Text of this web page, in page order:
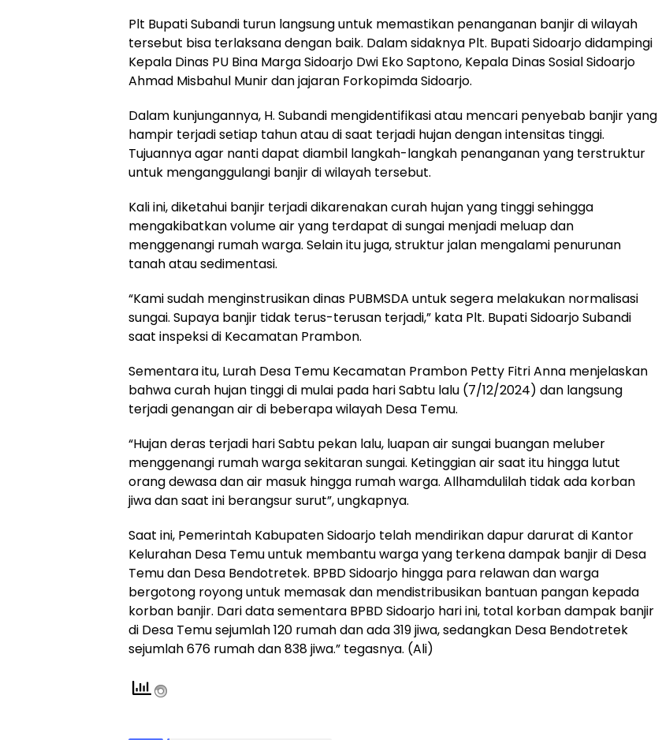
Plt Bupati Subandi turun langsung untuk memastikan penanganan banjir di wilayah
tersebut bisa terlaksana dengan baik. Dalam sidaknya Plt. Bupati Sidoarjo didampingi
Kepala Dinas PU Bina Marga Sidoarjo Dwi Eko Saptono, Kepala Dinas Sosial Sidoarjo
Ahmad Misbahul Munir dan jajaran Forkopimda Sidoarjo.
Dalam kunjungannya, H. Subandi mengidentifikasi atau mencari penyebab banjir yang
hampir terjadi setiap tahun atau di saat terjadi hujan dengan intensitas tinggi.
Tujuannya agar nanti dapat diambil langkah-langkah penanganan yang terstruktur
untuk menganggulangi banjir di wilayah tersebut.
Kali ini, diketahui banjir terjadi dikarenakan curah hujan yang tinggi sehingga
mengakibatkan volume air yang terdapat di sungai menjadi meluap dan
menggenangi rumah warga. Selain itu juga, struktur jalan mengalami penurunan
tanah atau sedimentasi.
“Kami sudah menginstrusikan dinas PUBMSDA untuk segera melakukan normalisasi
sungai. Supaya banjir tidak terus-terusan terjadi,” kata Plt. Bupati Sidoarjo Subandi
saat inspeksi di Kecamatan Prambon.
Sementara itu, Lurah Desa Temu Kecamatan Prambon Petty Fitri Anna menjelaskan
bahwa curah hujan tinggi di mulai pada hari Sabtu lalu (7/12/2024) dan langsung
terjadi genangan air di beberapa wilayah Desa Temu.
“Hujan deras terjadi hari Sabtu pekan lalu, luapan air sungai buangan meluber
menggenangi rumah warga sekitaran sungai. Ketinggian air saat itu hingga lutut
orang dewasa dan air masuk hingga rumah warga. Allhamdulilah tidak ada korban
jiwa dan saat ini berangsur surut”, ungkapnya.
Saat ini, Pemerintah Kabupaten Sidoarjo telah mendirikan dapur darurat di Kantor
Kelurahan Desa Temu untuk membantu warga yang terkena dampak banjir di Desa
Temu dan Desa Bendotretek. BPBD Sidoarjo hingga para relawan dan warga
bergotong royong untuk memasak dan mendistribusikan bantuan pangan kepada
korban banjir. Dari data sementara BPBD Sidoarjo hari ini, total korban dampak banjir
di Desa Temu sejumlah 120 rumah dan ada 319 jiwa, sedangkan Desa Bendotretek
sejumlah 676 rumah dan 838 jiwa.” tegasnya. (Ali)